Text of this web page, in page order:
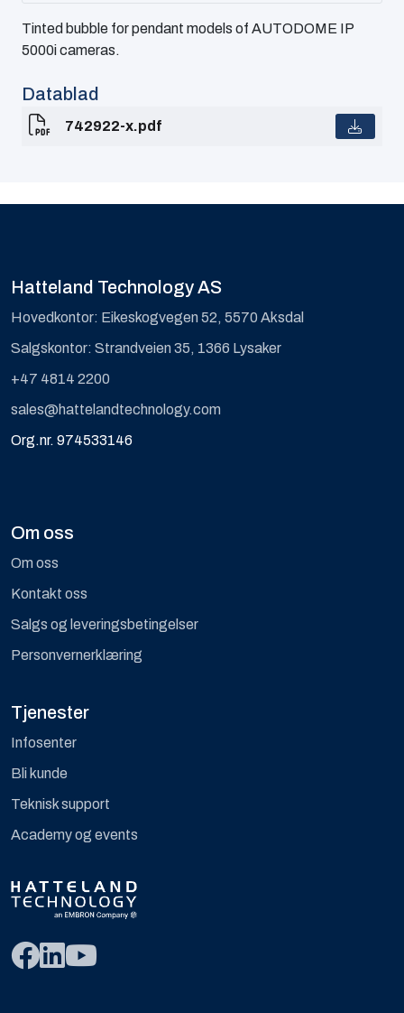
Tinted bubble for pendant models of AUTODOME IP
5000i cameras.
Datablad
742922-x.pdf
Hatteland Technology AS
Hovedkontor: Eikeskogvegen 52, 5570 Aksdal
Salgskontor: Strandveien 35, 1366 Lysaker
+47 4814 2200
sales@hattelandtechnology.com
Org.nr. 974533146
Om oss
Om oss
Kontakt oss
Salgs og leveringsbetingelser
Personvernerklæring
Tjenester
Infosenter
Bli kunde
Teknisk support
Academy og events